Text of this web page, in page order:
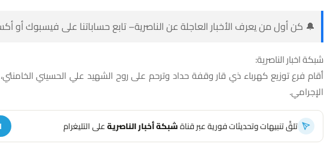
🔔 كن أول من يعرف الأخبار العاجلة عن الناصرية– تابع حساباتنا على فيسبوك أو
شبكة اخبار الناصرية:
أقام فرع توزيع كهرباء ذي قار وقفة حداد وترحم على روح الشهيد علي الحسيني الخامنئي،
الإجرامي.
تلقَّ تنبيهات وتحديثات فورية عبر قناةشبكة أخبار الناصريةعلى التليغرام